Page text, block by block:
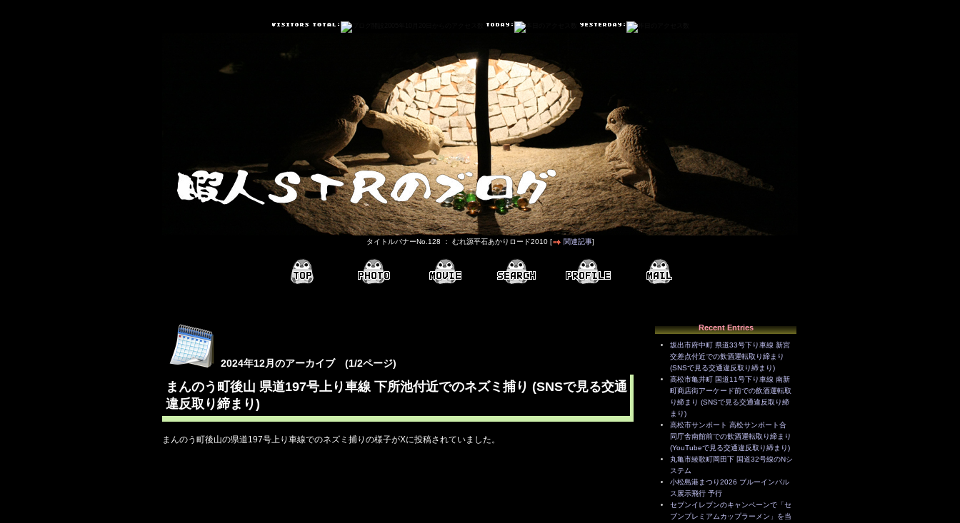
タイトルバナーNo.128 ： むれ源平石あかりロード2010 [ 関連記事]
2024年12月のアーカイブ (1/2ページ)
まんのう町後山 県道197号上り車線 下所池付近でのネズミ捕り (SNSで見る交通
違反取り締まり)
まんのう町後山の県道197号上り車線でのネズミ捕りの様子がXに投稿されていました。
Recent Entries
坂出市府中町 県道33号下り車線 新宮
交差点付近での飲酒運転取り締まり
(SNSで見る交通違反取り締まり)
高松市亀井町 国道11号下り車線 南新
町商店街アーケード前での飲酒運転取
り締まり (SNSで見る交通違反取り締
まり)
高松市サンポート 高松サンポート合
同庁舎南館前での飲酒運転取り締まり
(YouTubeで見る交通違反取り締まり)
丸亀市綾歌町岡田下 国道32号線のNシ
ステム
小松島港まつり2026 ブルーインパル
ス展示飛行 予行
セブンイレブンのキャンペーンで「セ
ブンプレミアムカップラーメン」を当